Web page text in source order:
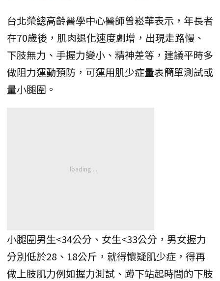
台北榮總高齡醫學中心醫師曾崧華表示，年長者
在70歲後，肌肉退化速度劇增，出現走路慢、
下肢無力、手握力變小、精神差等，建議平時多
做阻力運動預防，可運用肌少症量表簡單測試或
量小腿圍。
小腿圍男生<34公分、女生<33公分，男女握力
分別低於28、18公斤，就得懷疑肌少症，得再
做上肢肌力例如握力測試、蹲下站起時間的下肢